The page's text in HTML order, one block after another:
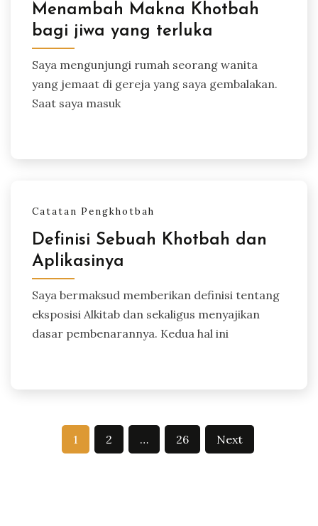
Menambah Makna Khotbah
bagi jiwa yang terluka
Saya mengunjungi rumah seorang wanita
yang jemaat di gereja yang saya gembalakan.
Saat saya masuk
Catatan Pengkhotbah
Definisi Sebuah Khotbah dan
Aplikasinya
Saya bermaksud memberikan definisi tentang
eksposisi Alkitab dan sekaligus menyajikan
dasar pembenarannya. Kedua hal ini
1 2 … 26 Next